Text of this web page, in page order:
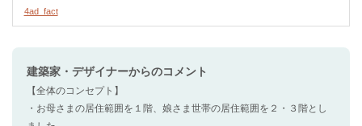
4ad_fact
建築家・デザイナーからのコメント
【全体のコンセプト】
・お母さまの居住範囲を１階、娘さま世帯の居住範囲を２・３階とし